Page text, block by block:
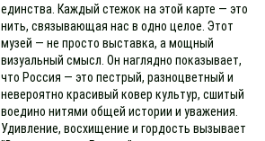
единства. Каждый стежок на этой карте — это
нить, связывающая нас в одно целое. Этот
музей — не просто выставка, а мощный
визуальный смысл. Он наглядно показывает,
что Россия — это пестрый, разноцветный и
невероятно красивый ковер культур, сшитый
воедино нитями общей истории и уважения.
Удивление, восхищение и гордость вызывает